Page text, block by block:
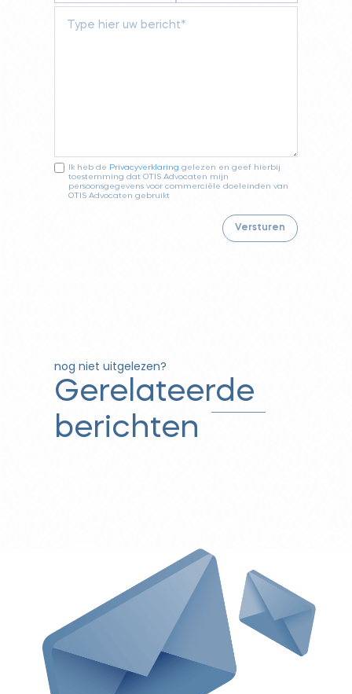
Ik heb de Privacyverklaring gelezen en geef hierbij
toestemming dat OTIS Advocaten mijn
persoonsgegevens voor commerciële doeleinden van
OTIS Advocaten gebruikt
nog niet uitgelezen?
Gerelateerde
berichten